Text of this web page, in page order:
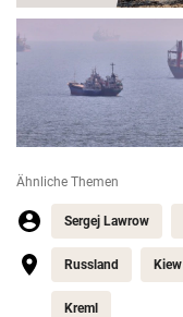
Ähnliche Themen
Sergej Lawrow
Russland Kiew
Kreml